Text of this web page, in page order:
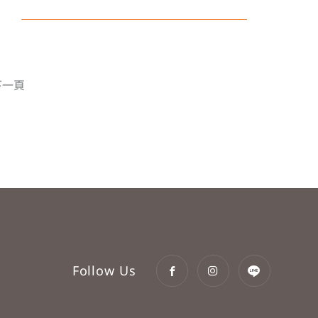
頁
Follow Us